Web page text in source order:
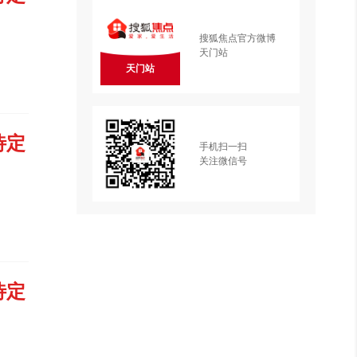
定
定
天门站
搜狐焦点官方微博
天门站
手机扫一扫
关注微信号